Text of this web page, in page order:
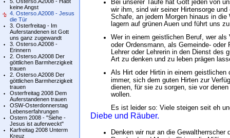
keine Angst
4. Osterso.A2008 - Jesus
die Tür
3. Osterfreitag - Im
Auferstandenen ist Gott
uns ganz zugewandt
3. Osterso.A2008 -
Erinnern
2. Osterso.A2008 Der
göttlichen Barmherzigkeit
trauen
2. Osterso.A2008 Der
göttlichen Barmherzigkeit
trauen
Osterfreitag 2008 Dem
Auferstandenen trauen
OSW-Osterdonnerstag
Lebenserfahrungen
Ostern 2008 - "Siehe -
Jesus ist auferweckt"
Karfreitag 2008 Unterm
Kreuz
Bei unserer Taufe hat Gott jeden von
wir ihm, sind wir seiner Hirtensorge
Schafe, an jedem Morgen hinaus in
lagern auf grünen Auen und führt uns
Wer in einem geistlichen Beruf, wer
oder Ordensmann, als Gemeinde-
Lehrer oder Lehrerin in den Dienst
Art zu denken und zu leben prägen
Als Hirt oder Hirtin in einem geistlichen
immer, sich dem guten Hirten zur
dienen, für sie zu sorgen, sie vor
wollen.
Es ist leider so: Viele steigen seit eh
Diebe und Räuber.
Denken wir nur an die